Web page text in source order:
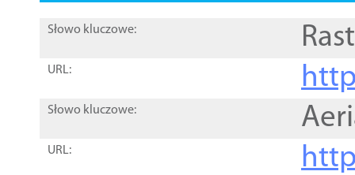
Słowo kluczowe:
URL:
Słowo kluczowe:
URL: